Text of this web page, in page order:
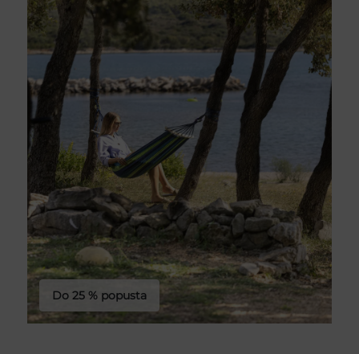
Do 25 % popusta